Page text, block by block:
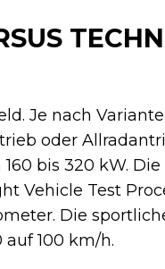
Je nach
oder
bis 320 kW.
Vehicle Test
Die
100 km/h.